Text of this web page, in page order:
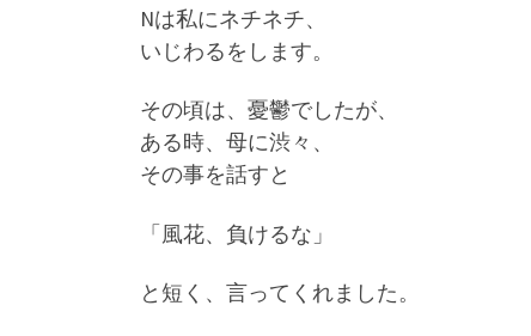
Nは私にネチネチ、
いじわるをします。
その頃は、憂鬱でしたが、
ある時、母に渋々、
その事を話すと
「風花、負けるな」
と短く、言ってくれました。